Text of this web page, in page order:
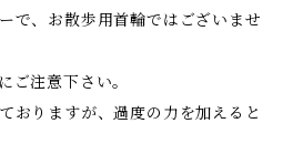
で、お散歩用首輪ではございませ
ご注意下さい。
おりますが、過度の力を加えると